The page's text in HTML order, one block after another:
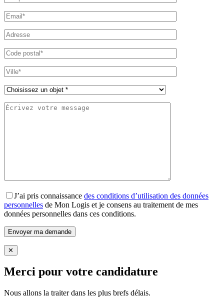
J’ai pris connaissance des conditions d’utilisation des données
personnelles de Mon Logis et je consens au traitement de mes
données personnelles dans ces conditions.
✕
Merci pour votre candidature
Nous allons la traiter dans les plus brefs délais.